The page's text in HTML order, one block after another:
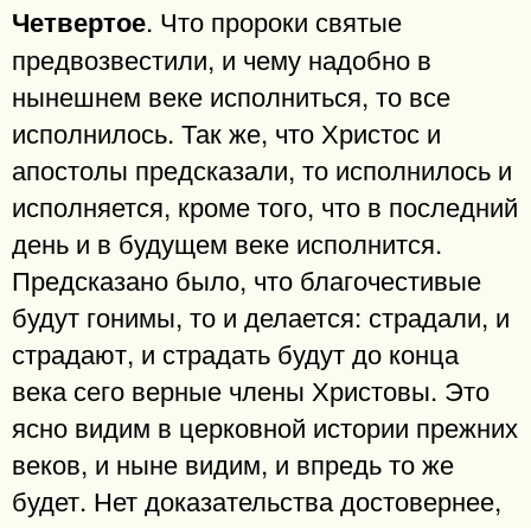
Четвертое. Что пророки святые
предвозвестили, и чему надобно в
нынешнем веке исполниться, то все
исполнилось. Так же, что Христос и
апостолы предсказали, то исполнилось и
исполняется, кроме того, что в последний
день и в будущем веке исполнится.
Предсказано было, что благочестивые
будут гонимы, то и делается: страдали, и
страдают, и страдать будут до конца
века сего верные члены Христовы. Это
ясно видим в церковной истории прежних
веков, и ныне видим, и впредь то же
будет. Нет доказательства достовернее,